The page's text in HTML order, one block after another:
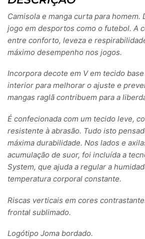
Camisola e manga curta para homem.
jogo em desportos como o futebol. A
entre conforto, leveza e
máximo desempenho nos jogos.
Incorpora decote em V em tecido
interior para melhorar o ajuste e
mangas raglã contribuem para a
É confecionada com um tecido leve,
resistente à abrasão. Tudo isto
máxima durabilidade. Nos lados e
acumulação de suor, foi incluída a
System, que ajuda a regular a
temperatura corporal constante.
Riscas verticais em cores
frontal sublimado.
Logótipo Joma bordado.